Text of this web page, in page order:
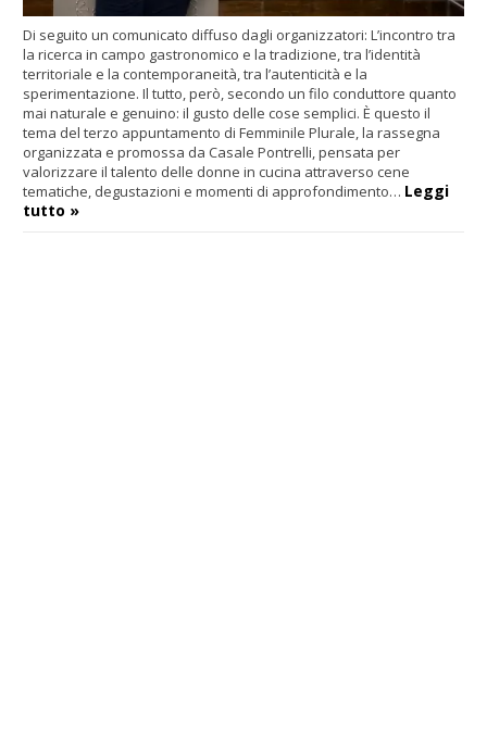
Di seguito un comunicato diffuso dagli organizzatori: L’incontro tra
la ricerca in campo gastronomico e la tradizione, tra l’identità
territoriale e la contemporaneità, tra l’autenticità e la
sperimentazione. Il tutto, però, secondo un filo conduttore quanto
mai naturale e genuino: il gusto delle cose semplici. È questo il
tema del terzo appuntamento di Femminile Plurale, la rassegna
organizzata e promossa da Casale Pontrelli, pensata per
valorizzare il talento delle donne in cucina attraverso cene
tematiche, degustazioni e momenti di approfondimento… Leggi
tutto »